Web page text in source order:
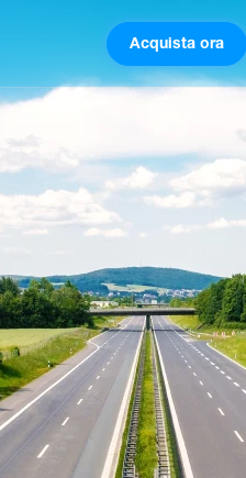
Acquista ora